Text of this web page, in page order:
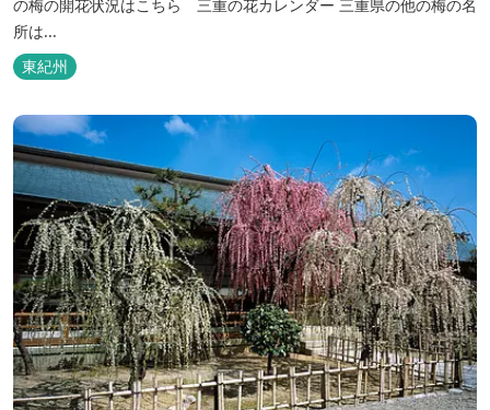
の梅の開花状況はこちら 三重の花カレンダー 三重県の他の梅の名
所は...
東紀州